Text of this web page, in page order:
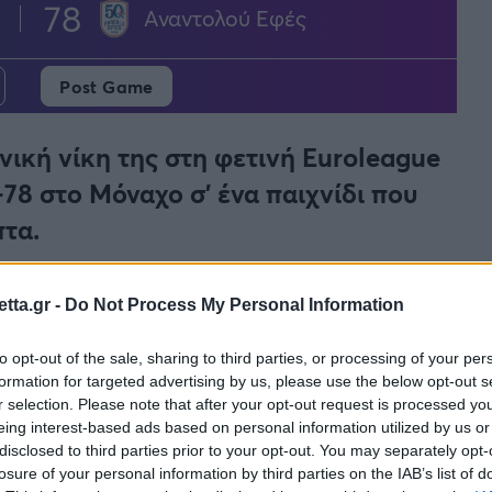
- Do Not Process My Personal Information
opt-out of the sale, sharing to third parties, or processing of your
for targeted advertising by us, please use the below opt-out
selection. Please note that after your opt-out request is processed
interest-based ads based on personal information utilized by us
to third parties prior to your opt-out. You may separately
of your personal information by third parties on the IAB’s list of
78 Αναντολού Εφές
Post Game
νίκη της στη φετινή Euroleague
στο Μόναχο σ’ ένα παιχνίδι που
αλλά… νίκησε ξανά τηνΕφέςκαθώς το
στην κανονική διάρκεια της διοργάνωσης. Και
καθώς παρουσίασε εικόνα «ομάδας» η οποία